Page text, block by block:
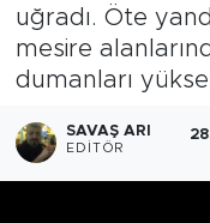
uğradı. Öte
mesire
dumanları
SAVAŞ ARI
EDITÖR
Öncü Radyo
Öncü TV İzle
Son Dakika
Haber Arşivi